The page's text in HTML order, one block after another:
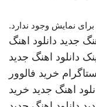
نمایش وجود ندارد.
جدید دانلود اهنگ
دانلود اهنگ جدید
خرید فالوور
اهنگ جدید خرید